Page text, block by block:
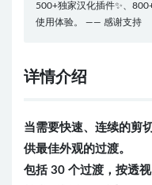
500+独家汉化插件✨、
使用体验。 —— 感谢支持
详情介绍
当需要快速、连续的剪
供最佳外观的过渡。
包括 30 个过渡，按透